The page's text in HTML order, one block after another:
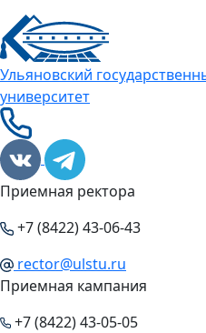
Ульяновский
университет
Приемная ректора
+7 (8422) 43-06-43
rector@ulstu.ru
Приемная кампания
+7 (8422) 43-05-05